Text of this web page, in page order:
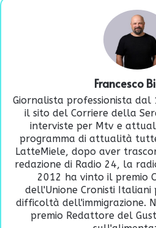
Francesco
Giornalista professionista
il sito del Corriere della
interviste per Mtv e
programma di attualità
LatteMiele, dopo aver
redazione di Radio 24, la
2012 ha vinto il premio
dell'Unione Cronisti Italiani
difficoltà dell'immigrazione.
premio Redattore del